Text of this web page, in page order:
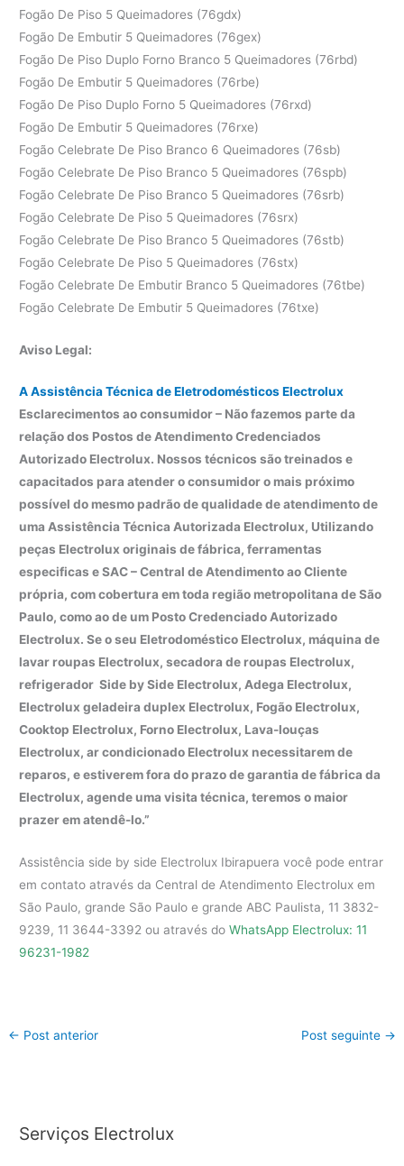
Fogão De Piso 5 Queimadores (76gdx)
Fogão De Embutir 5 Queimadores (76gex)
Fogão De Piso Duplo Forno Branco 5 Queimadores (76rbd)
Fogão De Embutir 5 Queimadores (76rbe)
Fogão De Piso Duplo Forno 5 Queimadores (76rxd)
Fogão De Embutir 5 Queimadores (76rxe)
Fogão Celebrate De Piso Branco 6 Queimadores (76sb)
Fogão Celebrate De Piso Branco 5 Queimadores (76spb)
Fogão Celebrate De Piso Branco 5 Queimadores (76srb)
Fogão Celebrate De Piso 5 Queimadores (76srx)
Fogão Celebrate De Piso Branco 5 Queimadores (76stb)
Fogão Celebrate De Piso 5 Queimadores (76stx)
Fogão Celebrate De Embutir Branco 5 Queimadores (76tbe)
Fogão Celebrate De Embutir 5 Queimadores (76txe)
Aviso Legal:
A Assistência Técnica de Eletrodomésticos Electrolux
Esclarecimentos ao consumidor – Não fazemos parte da
relação dos Postos de Atendimento Credenciados
Autorizado Electrolux. Nossos técnicos são treinados e
capacitados para atender o consumidor o mais próximo
possível do mesmo padrão de qualidade de atendimento de
uma Assistência Técnica Autorizada Electrolux, Utilizando
peças Electrolux originais de fábrica, ferramentas
especificas e SAC – Central de Atendimento ao Cliente
própria, com cobertura em toda região metropolitana de São
Paulo, como ao de um Posto Credenciado Autorizado
Electrolux. Se o seu Eletrodoméstico Electrolux, máquina de
lavar roupas Electrolux, secadora de roupas Electrolux,
refrigerador Side by Side Electrolux, Adega Electrolux,
Electrolux geladeira duplex Electrolux, Fogão Electrolux,
Cooktop Electrolux, Forno Electrolux, Lava-louças
Electrolux, ar condicionado Electrolux necessitarem de
reparos, e estiverem fora do prazo de garantia de fábrica da
Electrolux, agende uma visita técnica, teremos o maior
prazer em atendê-lo.”
Assistência side by side Electrolux Ibirapuera você pode entrar
em contato através da Central de Atendimento Electrolux em
São Paulo, grande São Paulo e grande ABC Paulista, 11 3832-
9239, 11 3644-3392 ou através doWhatsApp Electrolux: 11
96231-1982
← Post anterior Post seguinte →
Serviços Electrolux